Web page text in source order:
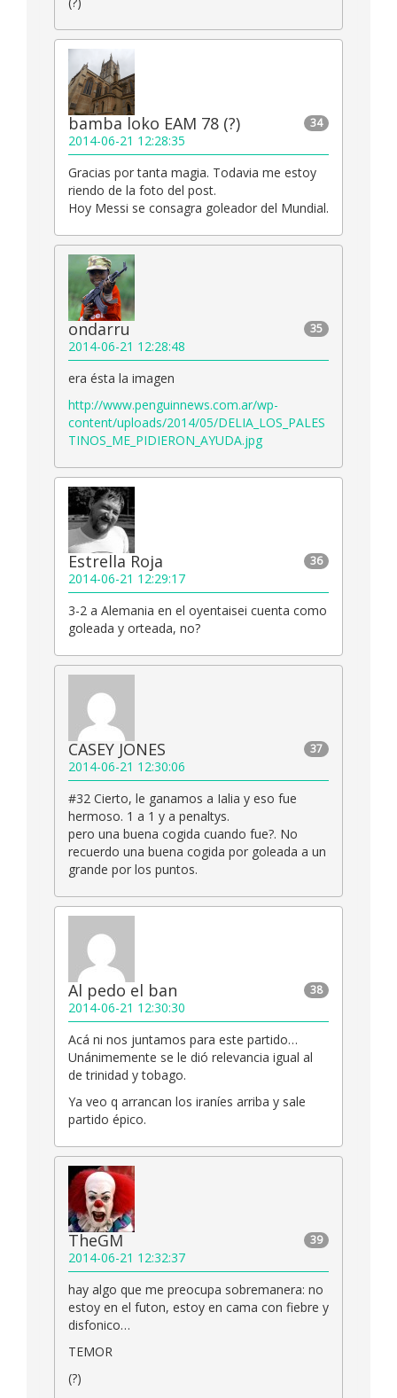
34
bamba loko EAM 78 (?)
2014-06-21 12:28:35
Gracias por tanta magia. Todavia me estoy
riendo de la foto del post.
Hoy Messi se consagra goleador del Mundial.
35
ondarru
2014-06-21 12:28:48
era ésta la imagen
http://www.penguinnews.com.ar/wp-
content/uploads/2014/05/DELIA_LOS_PALES
TINOS_ME_PIDIERON_AYUDA.jpg
36
Estrella Roja
2014-06-21 12:29:17
3-2 a Alemania en el oyentaisei cuenta como
goleada y orteada, no?
37
CASEY JONES
2014-06-21 12:30:06
#32 Cierto, le ganamos a Ialia y eso fue
hermoso. 1 a 1 y a penaltys.
pero una buena cogida cuando fue?. No
recuerdo una buena cogida por goleada a un
grande por los puntos.
38
Al pedo el ban
2014-06-21 12:30:30
Acá ni nos juntamos para este partido…
Unánimemente se le dió relevancia igual al
de trinidad y tobago.
Ya veo q arrancan los iraníes arriba y sale
partido épico.
39
TheGM
2014-06-21 12:32:37
hay algo que me preocupa sobremanera: no
estoy en el futon, estoy en cama con fiebre y
disfonico…
TEMOR
(?)